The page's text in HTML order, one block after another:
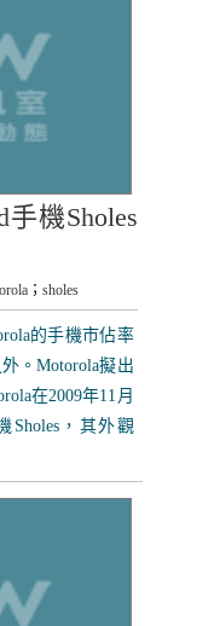
機Sholes
；sholes
的手機市佔率
。Motorola擬出
在2009年11月
Sholes，其外觀